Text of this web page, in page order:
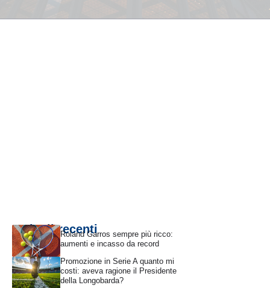
Articoli recentiRoland Garros sempre più ricco:
aumenti e incasso da record
Promozione in Serie A quanto mi
costi: aveva ragione il Presidente
della Longobarda?